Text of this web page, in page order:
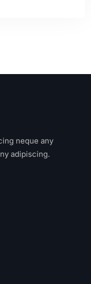
neque any
adipiscing.